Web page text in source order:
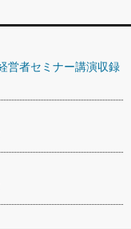
営者セミナー講演収録